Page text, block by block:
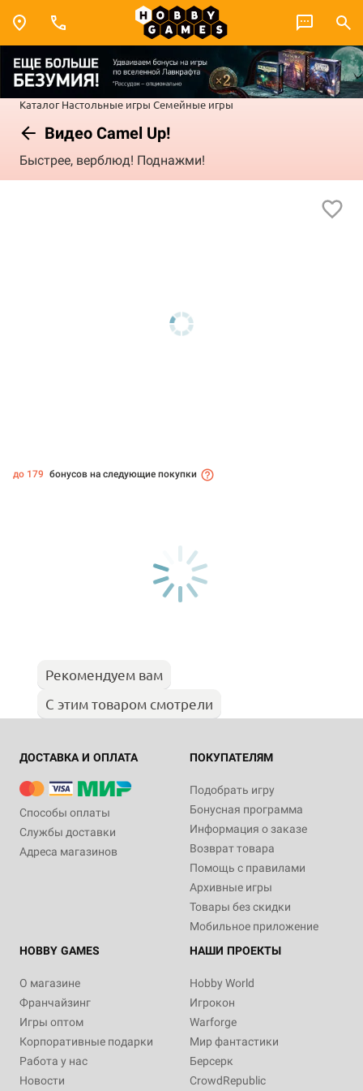
Каталог Настольные игры Семейные игры
Видео Camel Up!
Быстрее, верблюд! Поднажми!
до 179 бонусов на следующие покупки
Рекомендуем вам
С этим товаром смотрели
ДОСТАВКА И ОПЛАТА
Способы оплаты
Службы доставки
Адреса магазинов
ПОКУПАТЕЛЯМ
Подобрать игру
Бонусная программа
Информация о заказе
Возврат товара
Помощь с правилами
Архивные игры
Товары без скидки
Мобильное приложение
HOBBY GAMES
О магазине
Франчайзинг
Игры оптом
Корпоративные подарки
Работа у нас
Новости
НАШИ ПРОЕКТЫ
Hobby World
Игрокон
Warforge
Мир фантастики
Берсерк
CrowdRepublic